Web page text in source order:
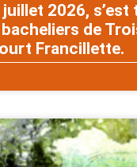
2026, s’est
de
Francillette.